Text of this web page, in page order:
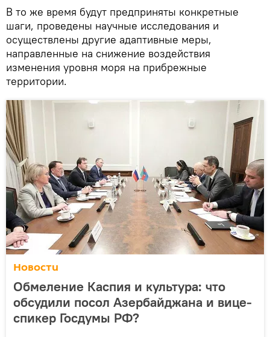
В то же время будут предприняты конкретные
шаги, проведены научные исследования и
осуществлены другие адаптивные меры,
направленные на снижение воздействия
изменения уровня моря на прибрежные
территории.
Новости
Обмеление Каспия и культура: что
обсудили посол Азербайджана и вице-
спикер Госдумы РФ?